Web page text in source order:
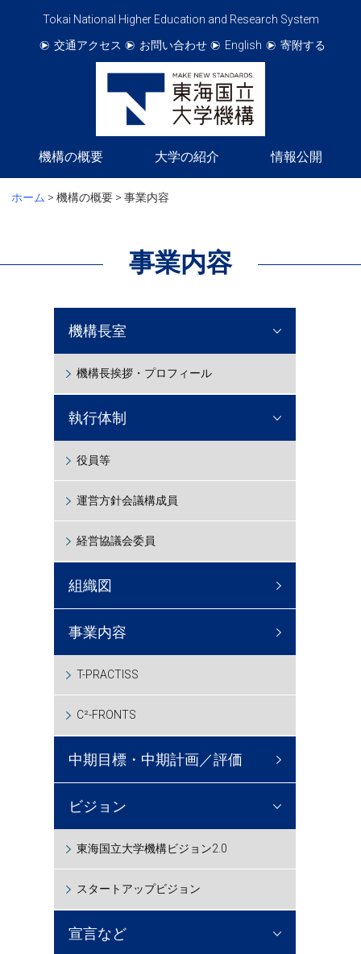
Tokai National Higher Education and Research System
交通アクセス
お問い合わせ English 寄附する
機構の概要 大学の紹介 情報公開
ホーム > 機構の概要 > 事業内容
事業内容
機構長室
機構長挨拶・プロフィール
執行体制
役員等
運営方針会議構成員
経営協議会委員
組織図
事業内容
T-PRACTISS
C²-FRONTS
中期目標・中期計画／評価
ビジョン
東海国立大学機構ビジョン2.0
スタートアップビジョン
宣言など